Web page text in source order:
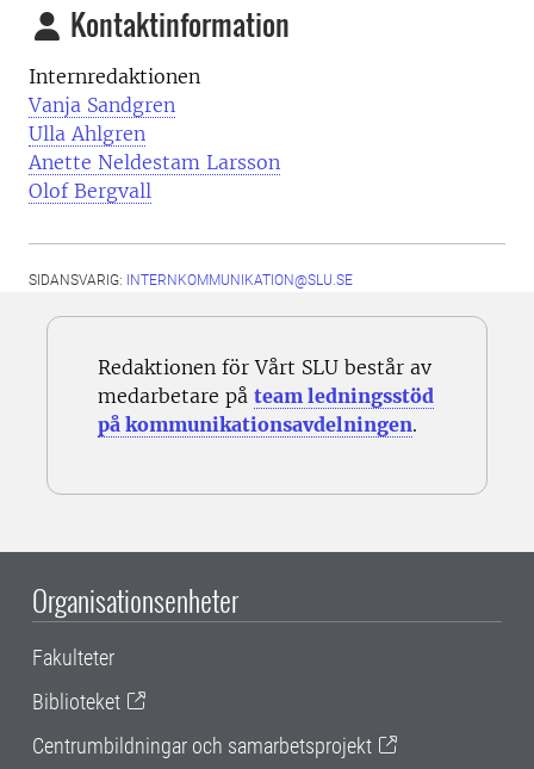
Kontaktinformation
Internredaktionen
Vanja Sandgren
Ulla Ahlgren
Anette Neldestam Larsson
Olof Bergvall
SIDANSVARIG: INTERNKOMMUNIKATION@SLU.SE
Redaktionen för Vårt SLU består av
medarbetare på team ledningsstöd
på kommunikationsavdelningen.
Organisationsenheter
Fakulteter
Biblioteket
Centrumbildningar och samarbetsprojekt